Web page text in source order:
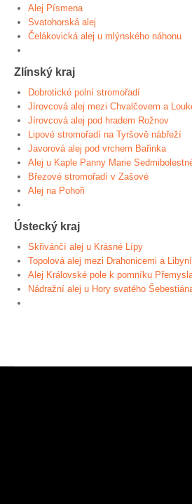
Alej Písmena
Svatohorská alej
Čelákovická alej u mlýnského náhonu
Zlínský kraj
Dobrotické polní stromořadí
Jírovcová alej mezi Chvalčovem a
Jírovcová alej pod hradem Rožnov
Lipové stromořadí na Tyršově nábřeží
Javorová alej pod vrchem Bařinka
Alej u Kaple Panny Marie
Březové stromořadí v Zašové
Alej na Pohoři
Ústecký kraj
Skřivánčí alej u Krásné Lípy
Topolová alej mezi Drahonicemi a Libyní
Alej Královské pole k pomníku
Nádražní alej u Hory svatého